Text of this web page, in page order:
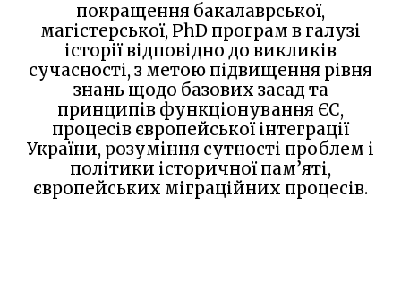
покращення бакалаврської,
магістерської, PhD програм в галузі
історії відповідно до викликів
сучасності, з метою підвищення рівня
знань щодо базових засад та
принципів функціонування ЄС,
процесів європейської інтеграції
України, розуміння сутності проблем і
політики історичної пам’яті,
європейських міграційних процесів.